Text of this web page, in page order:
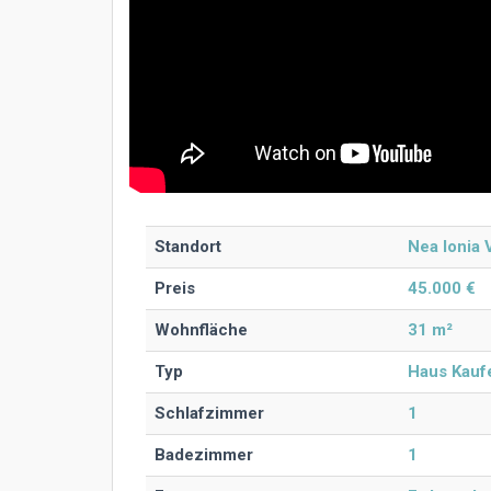
Standort Nea Ionia
Preis 45.000 €
Wohnfläche 31 m²
Typ Haus
Schlafzimmer 1
Badezimmer 1